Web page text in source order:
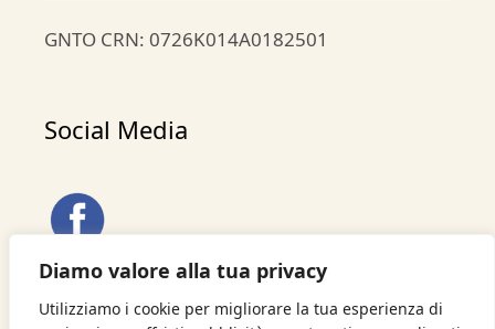
Diamo valore alla tua privacy
Utilizziamo i cookie per migliorare la tua esperienza di
GNTO CRN: 0726Κ014Α0182501
Social Media